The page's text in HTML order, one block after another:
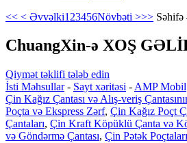
<< < Əvvəlki1 23456Növbəti >>> Səhifə
ChuangXin-ə XOŞ
Qiymət təklifi tələb edin
İsti Məhsullar- Sayt xəritəsi - AMP Mobil
Çin Kağız Çantası və Alış-veriş
Poçta və Ekspress Zərf, Çin Kağız Poçt
Çantaları, Çin Kraft Köpüklü Çanta və
və Göndərmə Çantası, Çin Pətək